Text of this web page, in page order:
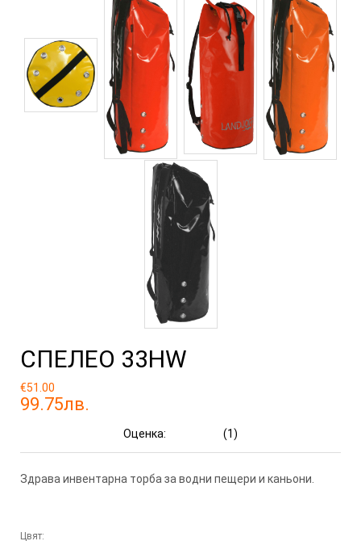
СПЕЛЕО 33HW
€51.00
99.75лв.
Оценка: (1)
Здрава инвентарна торба за водни пещери и каньони.
Цвят: